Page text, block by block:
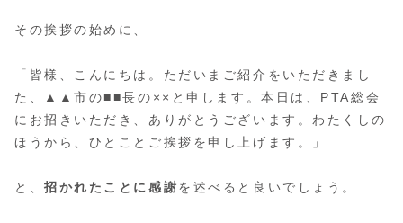
その挨拶の始めに、
「皆様、こんにちは。ただいまご紹介をいただきまし
た、▲▲市の■■長の××と申します。本日は、PTA総会
にお招きいただき、ありがとうございます。わたくしの
ほうから、ひとことご挨拶を申し上げます。」
と、招かれたことに感謝を述べると良いでしょう。